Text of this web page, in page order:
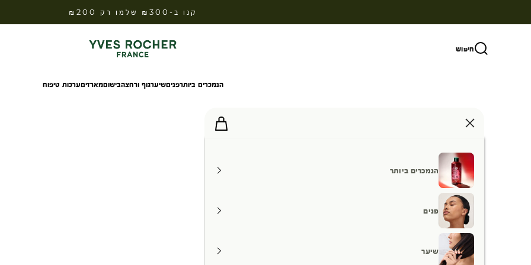
קנו ב-₪300 שלמו רק ₪200
חיפוש Yves Rocher Israel
הנמכרים ביותרפניםשיערגוף ורחצהבישוםמארזיםערכות טיפוח
הנמכרים ביותר
פנים
שיער